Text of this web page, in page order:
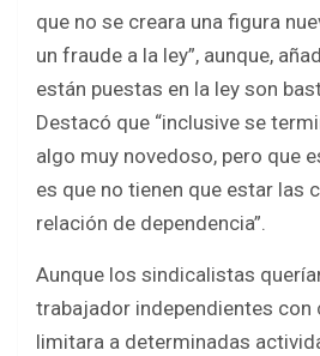
que no se creara una figura
un fraude a la ley”, aunque,
están puestas en la ley son
Destacó que “inclusive se
algo muy novedoso, pero que
es que no tienen que estar las
relación de dependencia”.
Aunque los sindicalistas
trabajador independientes con
limitara a determinadas